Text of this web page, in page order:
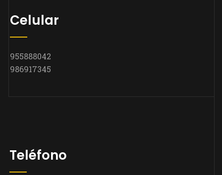
Celular
955888042
986917345
Teléfono